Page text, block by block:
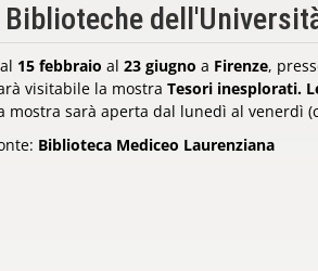
15 febbraio al 23 giugno a Firenze,
visitabile la mostra Tesori inesplorati.
mostra sarà aperta dal lunedì al venerdì
Biblioteca Mediceo Laurenziana